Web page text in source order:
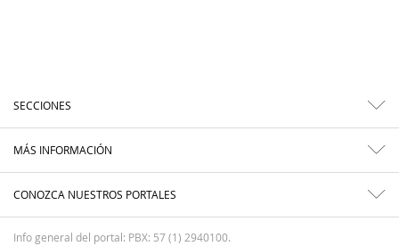
SECCIONES
MÁS INFORMACIÓN
CONOZCA NUESTROS PORTALES
Info general del portal: PBX: 57 (1) 2940100.